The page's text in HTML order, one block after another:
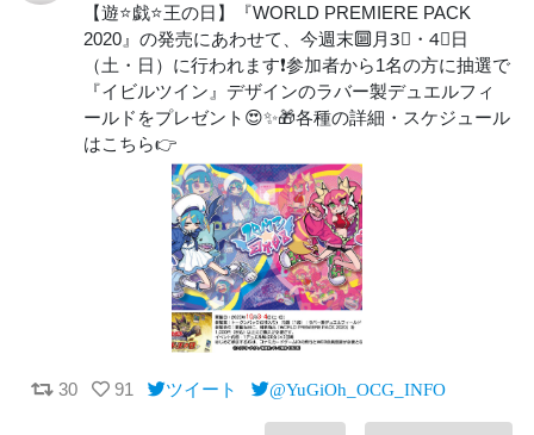
【遊⭐️戯⭐️王の日】『WORLD PREMIERE PACK
2020』の発売にあわせて、今週末🔟月3⃣・4⃣日
（土・日）に行われます❗️参加者から1名の方に抽選で
『イビルツイン』デザインのラバー製デュエルフィ
ールドをプレゼント😍✨🎁各種の詳細・スケジュール
はこちら👉
30 91 ツイート @YuGiOh_OCG_INFO